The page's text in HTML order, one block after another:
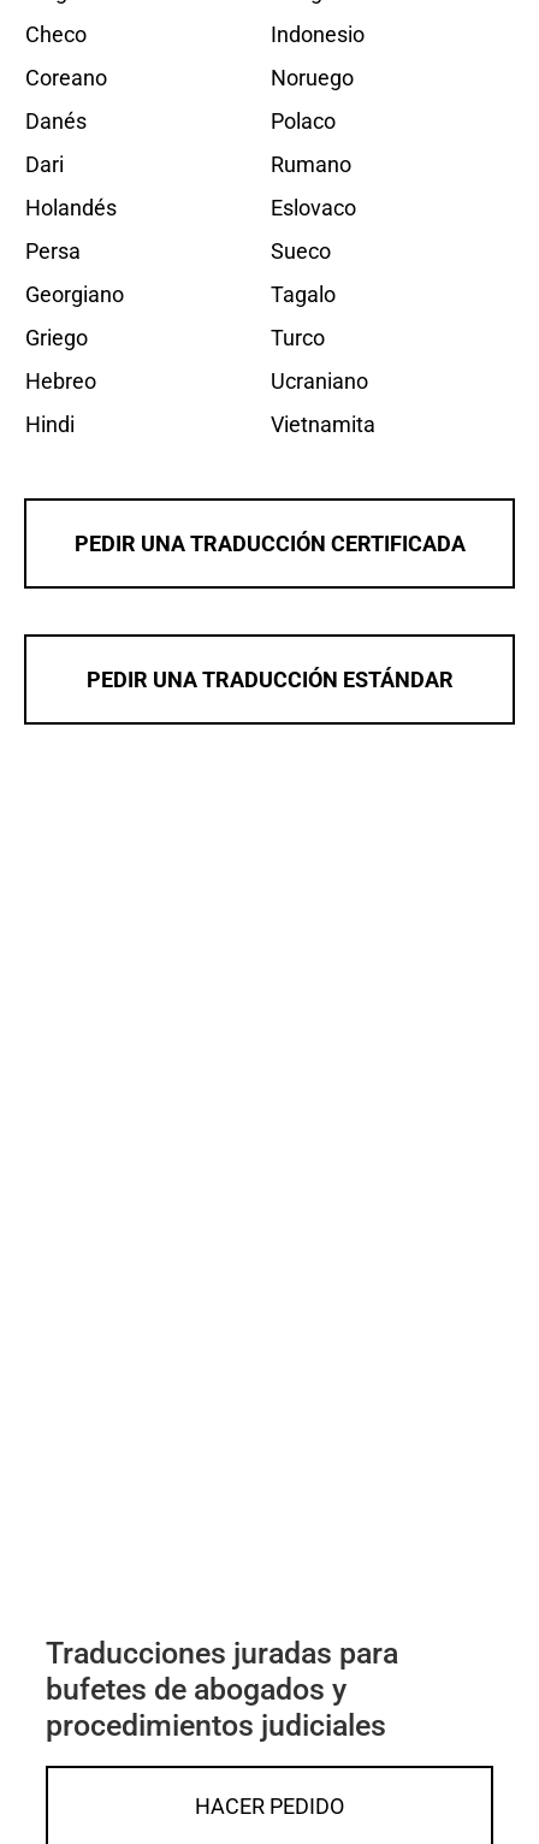
Checo
Coreano
Danés
Dari
Holandés
Persa
Georgiano
Griego
Hebreo
Hindi
Indonesio
Noruego
Polaco
Rumano
Eslovaco
Sueco
Tagalo
Turco
Ucraniano
Vietnamita
PEDIR UNA TRADUCCIÓN CERTIFICADA
PEDIR UNA TRADUCCIÓN ESTÁNDAR
Traducciones juradas para
bufetes de abogados y
procedimientos judiciales
HACER PEDIDO